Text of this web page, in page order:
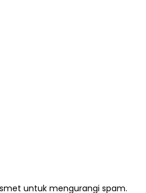
untuk mengurangi spam.